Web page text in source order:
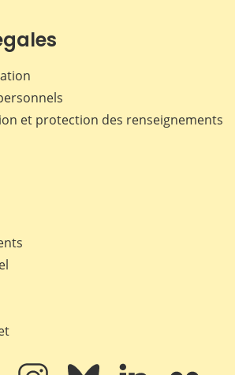
et protection des renseignements